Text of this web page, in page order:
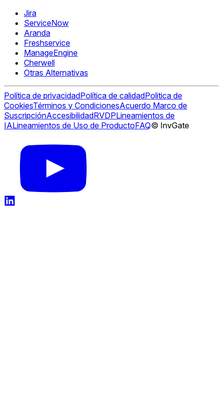
Jira
ServiceNow
Aranda
Freshservice
ManageEngine
Cherwell
Otras Alternativas
Política de privacidadPolítica de calidadPolitica de
CookiesTérminos y CondicionesAcuerdo Marco de
SuscripciónAccesibilidadRVDPLineamientos de
IALineamientos de Uso de ProductoFAQ© InvGate